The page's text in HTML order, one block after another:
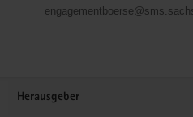
Herausgeber